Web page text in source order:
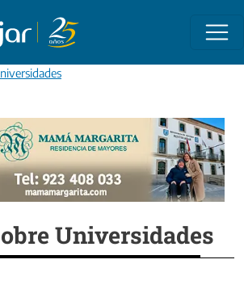
Universidades